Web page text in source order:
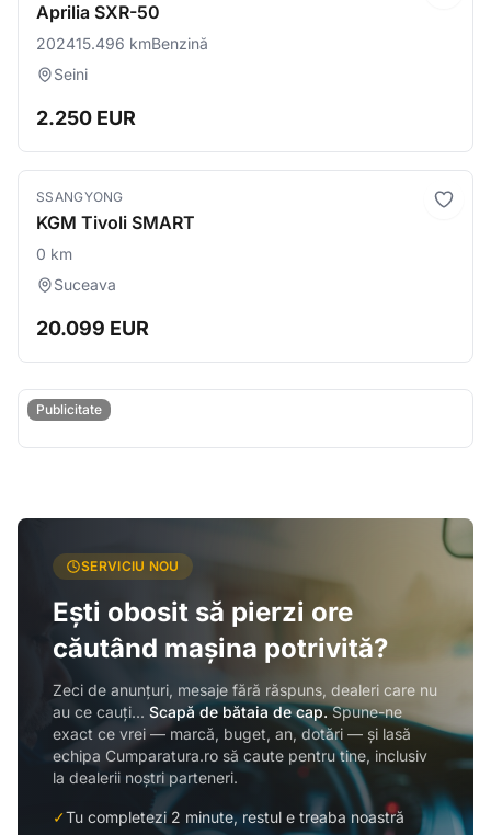
Aprilia SXR-50
202415.496 kmBenzină
Seini
2.250 EUR
SSANGYONG
KGM Tivoli SMART
0 km
Suceava
20.099 EUR
Publicitate
SERVICIU NOU
Ești obosit să pierzi ore
căutând mașina potrivită?
Zeci de anunțuri, mesaje fără răspuns, dealeri care nu
au ce cauți... Scapă de bătaia de cap.Spune-ne
exact ce vrei — marcă, buget, an, dotări — și lasă
echipa Cumparatura.ro să caute pentru tine, inclusiv
la dealerii noștri parteneri.
✓Tu completezi 2 minute, restul e treaba noastră